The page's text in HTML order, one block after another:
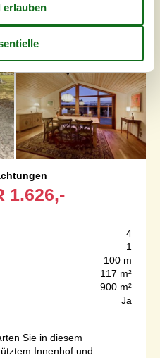
1.626,-
4
1
100 m
117 m²
900 m²
Ja
Sie in diesem
Innenhof und